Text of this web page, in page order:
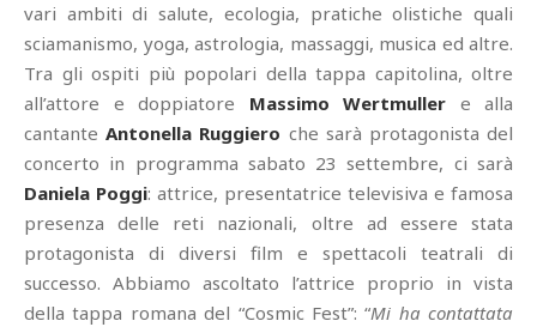
vari ambiti di salute, ecologia, pratiche olistiche quali
sciamanismo, yoga, astrologia, massaggi, musica ed altre.
Tra gli ospiti più popolari della tappa capitolina, oltre
all’attore e doppiatore Massimo Wertmuller e alla
cantanteAntonella Ruggiero che sarà protagonista del
concerto in programma sabato 23 settembre, ci sarà
Daniela Poggi: attrice, presentatrice televisiva e famosa
presenza delle reti nazionali, oltre ad essere stata
protagonista di diversi film e spettacoli teatrali di
successo. Abbiamo ascoltato l’attrice proprio in vista
della tappa romana del “Cosmic Fest”: “Mi ha contattata